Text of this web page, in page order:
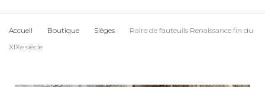
Accueil Boutique Sièges
Paire de fauteuils Renaissance fin du
XIXe siècle